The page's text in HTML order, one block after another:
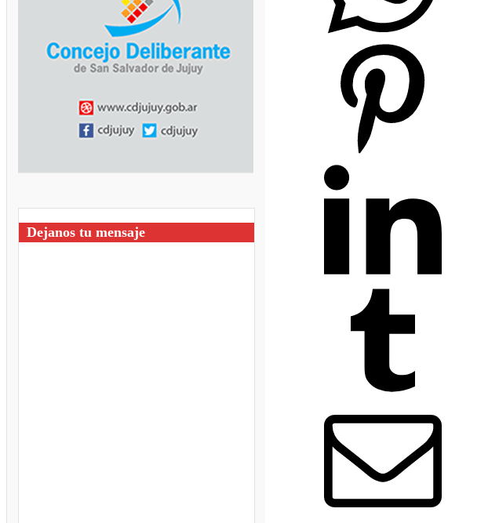
Dejanos tu mensaje